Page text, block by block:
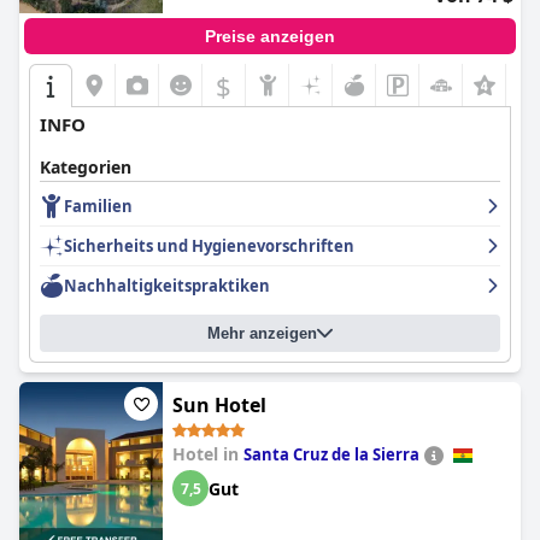
Preise anzeigen
$
INFO
Kategorien
Familien
Sicherheits und Hygienevorschriften
Nachhaltigkeitspraktiken
Mehr anzeigen
Sun Hotel
Hotel in Santa Cruz de la Sierra
7,5 Gut